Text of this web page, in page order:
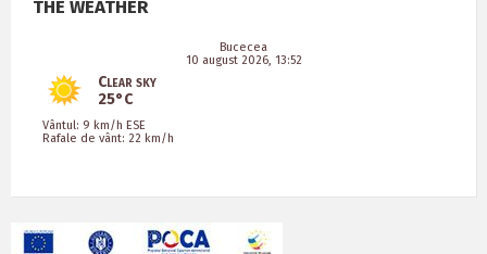
THE WEATHER
Bucecea
10 august 2026, 13:52
Clear sky
25°C
Vântul: 9 km/h ESE
Rafale de vânt: 22 km/h